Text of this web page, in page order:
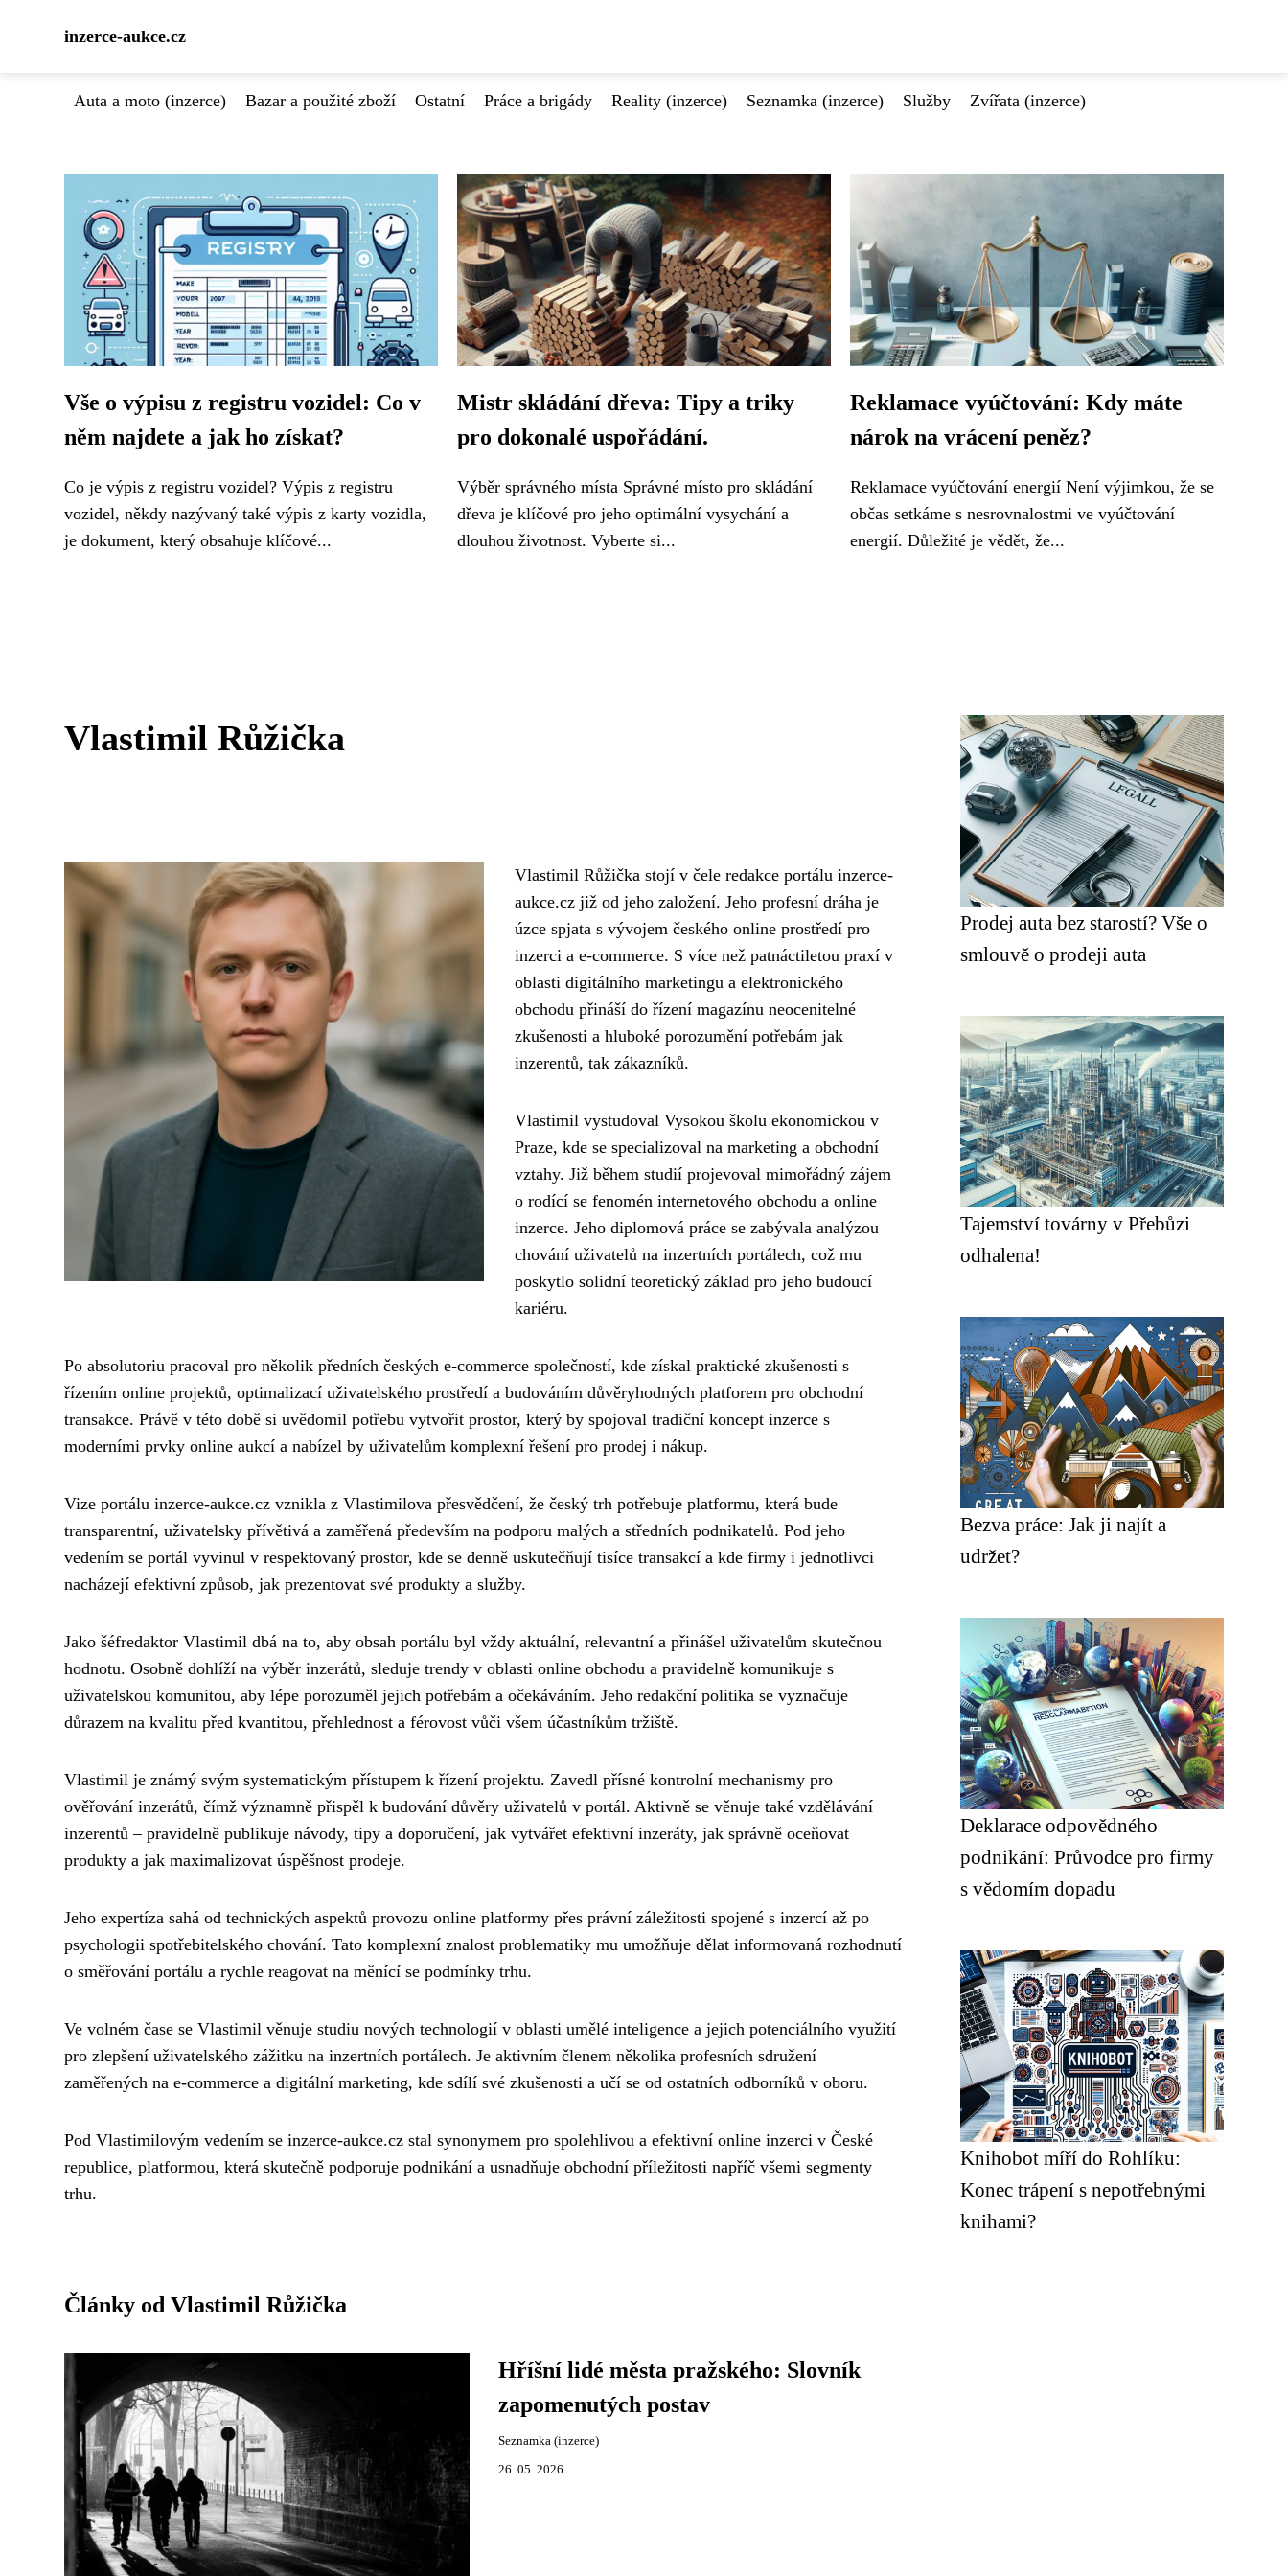
inzerce-aukce.cz
Auta a moto (inzerce) Bazar a použité zboží Ostatní Práce a brigády Reality (inzerce) Seznamka (inzerce) Služby Zvířata (inzerce)
Vše o výpisu z registru vozidel: Co v
něm najdete a jak ho získat?
Co je výpis z registru vozidel? Výpis z registru
vozidel, někdy nazývaný také výpis z karty vozidla,
je dokument, který obsahuje klíčové...
Mistr skládání dřeva: Tipy a triky
pro dokonalé uspořádání.
Výběr správného místa Správné místo pro skládání
dřeva je klíčové pro jeho optimální vysychání a
dlouhou životnost. Vyberte si...
Reklamace vyúčtování: Kdy máte
nárok na vrácení peněz?
Reklamace vyúčtování energií Není výjimkou, že se
občas setkáme s nesrovnalostmi ve vyúčtování
energií. Důležité je vědět, že...
Vlastimil Růžička
Vlastimil Růžička stojí v čele redakce portálu inzerce-
aukce.cz již od jeho založení. Jeho profesní dráha je
úzce spjata s vývojem českého online prostředí pro
inzerci a e-commerce. S více než patnáctiletou praxí v
oblasti digitálního marketingu a elektronického
obchodu přináší do řízení magazínu neocenitelné
zkušenosti a hluboké porozumění potřebám jak
inzerentů, tak zákazníků.
Vlastimil vystudoval Vysokou školu ekonomickou v
Praze, kde se specializoval na marketing a obchodní
vztahy. Již během studií projevoval mimořádný zájem
o rodící se fenomén internetového obchodu a online
inzerce. Jeho diplomová práce se zabývala analýzou
chování uživatelů na inzertních portálech, což mu
poskytlo solidní teoretický základ pro jeho budoucí
kariéru.
Po absolutoriu pracoval pro několik předních českých e-commerce společností, kde získal praktické zkušenosti s
řízením online projektů, optimalizací uživatelského prostředí a budováním důvěryhodných platforem pro obchodní
transakce. Právě v této době si uvědomil potřebu vytvořit prostor, který by spojoval tradiční koncept inzerce s
moderními prvky online aukcí a nabízel by uživatelům komplexní řešení pro prodej i nákup.
Vize portálu inzerce-aukce.cz vznikla z Vlastimilova přesvědčení, že český trh potřebuje platformu, která bude
transparentní, uživatelsky přívětivá a zaměřená především na podporu malých a středních podnikatelů. Pod jeho
vedením se portál vyvinul v respektovaný prostor, kde se denně uskutečňují tisíce transakcí a kde firmy i jednotlivci
nacházejí efektivní způsob, jak prezentovat své produkty a služby.
Jako šéfredaktor Vlastimil dbá na to, aby obsah portálu byl vždy aktuální, relevantní a přinášel uživatelům skutečnou
hodnotu. Osobně dohlíží na výběr inzerátů, sleduje trendy v oblasti online obchodu a pravidelně komunikuje s
uživatelskou komunitou, aby lépe porozuměl jejich potřebám a očekáváním. Jeho redakční politika se vyznačuje
důrazem na kvalitu před kvantitou, přehlednost a férovost vůči všem účastníkům tržiště.
Vlastimil je známý svým systematickým přístupem k řízení projektu. Zavedl přísné kontrolní mechanismy pro
ověřování inzerátů, čímž významně přispěl k budování důvěry uživatelů v portál. Aktivně se věnuje také vzdělávání
inzerentů – pravidelně publikuje návody, tipy a doporučení, jak vytvářet efektivní inzeráty, jak správně oceňovat
produkty a jak maximalizovat úspěšnost prodeje.
Jeho expertíza sahá od technických aspektů provozu online platformy přes právní záležitosti spojené s inzercí až po
psychologii spotřebitelského chování. Tato komplexní znalost problematiky mu umožňuje dělat informovaná rozhodnutí
o směřování portálu a rychle reagovat na měnící se podmínky trhu.
Ve volném čase se Vlastimil věnuje studiu nových technologií v oblasti umělé inteligence a jejich potenciálního využití
pro zlepšení uživatelského zážitku na inzertních portálech. Je aktivním členem několika profesních sdružení
zaměřených na e-commerce a digitální marketing, kde sdílí své zkušenosti a učí se od ostatních odborníků v oboru.
Pod Vlastimilovým vedením se inzerce-aukce.cz stal synonymem pro spolehlivou a efektivní online inzerci v České
republice, platformou, která skutečně podporuje podnikání a usnadňuje obchodní příležitosti napříč všemi segmenty
trhu.
Články od Vlastimil Růžička
Hříšní lidé města pražského: Slovník
zapomenutých postav
Seznamka (inzerce)
26. 05. 2026
Prodej auta bez starostí? Vše o
smlouvě o prodeji auta
Tajemství továrny v Přebůzi
odhalena!
Bezva práce: Jak ji najít a
udržet?
Deklarace odpovědného
podnikání: Průvodce pro firmy
s vědomím dopadu
Knihobot míří do Rohlíku:
Konec trápení s nepotřebnými
knihami?